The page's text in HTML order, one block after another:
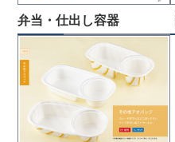
弁当・仕出し容器